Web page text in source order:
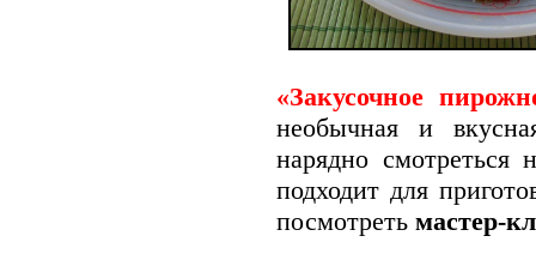
«Закусочное
необычная и
нарядно смотреться
подходит для
посмотреть мастер-